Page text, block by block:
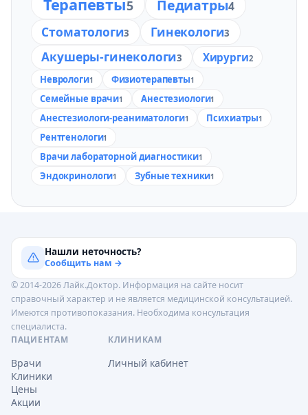
Терапевты5 Педиатры4
Стоматологи3 Гинекологи3
Акушеры-гинекологи3 Хирурги2
Неврологи1 Физиотерапевты1
Семейные врачи1 Анестезиологи1
Анестезиологи-реаниматологи1 Психиатры1
Рентгенологи1
Врачи лабораторной диагностики1
Эндокринологи1 Зубные техники1
Нашли неточность?
Сообщить нам →
© 2014-2026 Лайк.Доктор. Информация на сайте носит
справочный характер и не является медицинской консультацией.
Имеются противопоказания. Необходима консультация
специалиста.
ПАЦИЕНТАМ
Врачи
Клиники
Цены
Акции
КЛИНИКАМ
Личный кабинет